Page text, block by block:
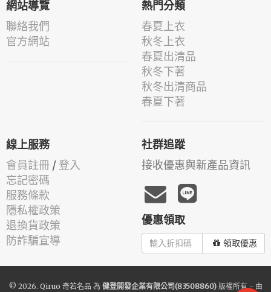
網站導覽
聯絡我們
官方網站
熱門分類
春夏上衣
秋冬上衣
春夏出清品
秋冬下著
秋冬出清商品
春夏下著
線上服務
會員註冊 / 登入
忘記密碼
服務條款
隱私權政策
退換貨政策
防詐騙宣導
社群追蹤
接收優惠與新產品資訊
優惠領取
領取優惠
© 2026. Qiruo 奇若名品 為 健登開發企業有限公司(83508860)版權所有 - 由